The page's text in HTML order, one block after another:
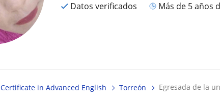
Datos verificados
más de 5
Certificate in Advanced English Torreón egresada de la